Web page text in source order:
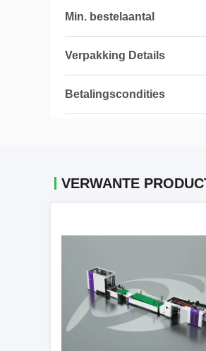
Min. bestelaantal
Verpakking Details
Betalingscondities